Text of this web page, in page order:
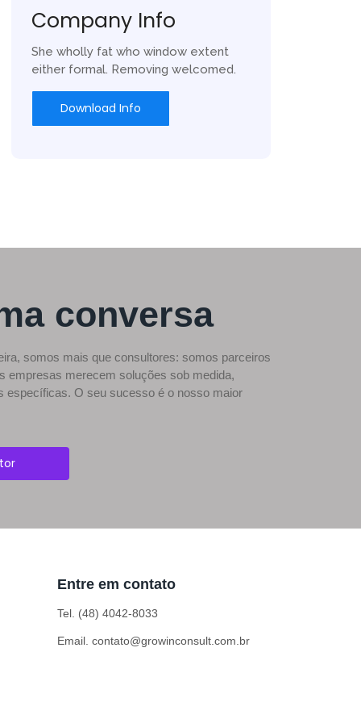
Company Info
She wholly fat who window extent
either formal. Removing welcomed.
Download Info
conversa
somos mais que consultores: somos parceiros
empresas merecem soluções sob medida,
específicas. O seu sucesso é o nosso maior
Entre em contato
Tel. (48) 4042-8033
Email. contato@growinconsult.com.br